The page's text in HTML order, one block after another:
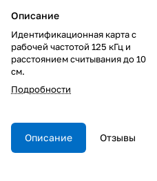
Описание
Идентификационная карта с
рабочей частотой 125 кГц и
расстоянием считывания до 10
см.
Подробности
Описание Отзывы